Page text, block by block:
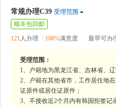
常规办理C39 受理范围
顺丰包回邮
121人办理 100%满意度 最早可办
受理范围：
1、户籍地为黑龙江省、吉林省、
2、户籍在其他省市，工作居住地
证原件或居住证原件；
3、不接收近2个月内有韩国拒签记